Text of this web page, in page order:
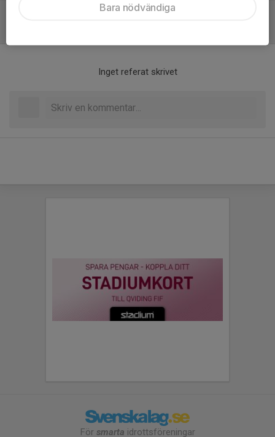
Inget referat skrivet
För smarta idrottsföreningar
Bara nödvändiga